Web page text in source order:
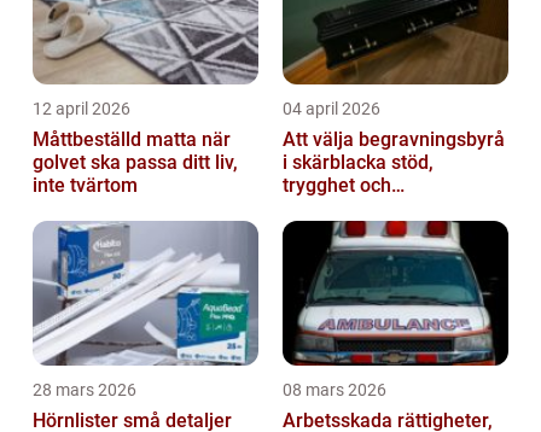
12 april 2026
Måttbeställd matta när
golvet ska passa ditt liv,
inte tvärtom
04 april 2026
Att välja begravningsbyrå
i skärblacka stöd,
trygghet och
28 mars 2026
Hörnlister små detaljer
08 mars 2026
Arbetsskada rättigheter,